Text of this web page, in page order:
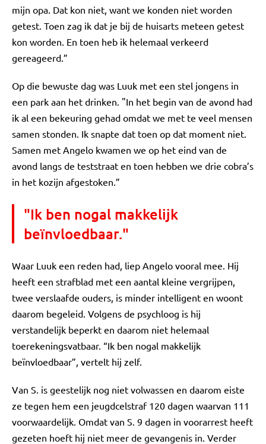
mijn opa. Dat kon niet, want we konden niet worden
getest. Toen zag ik dat je bij de huisarts meteen getest
kon worden. En toen heb ik helemaal verkeerd
gereageerd.”
Op die bewuste dag was Luuk met een stel jongens in
een park aan het drinken. "In het begin van de avond had
ik al een bekeuring gehad omdat we met te veel mensen
samen stonden. Ik snapte dat toen op dat moment niet.
Samen met Angelo kwamen we op het eind van de
avond langs de teststraat en toen hebben we drie cobra’s
in het kozijn afgestoken.”
"Ik ben nogal makkelijk
beïnvloedbaar."
Waar Luuk een reden had, liep Angelo vooral mee. Hij
heeft een strafblad met een aantal kleine vergrijpen,
twee verslaafde ouders, is minder intelligent en woont
daarom begeleid. Volgens de psychloog is hij
verstandelijk beperkt en daarom niet helemaal
toerekeningsvatbaar. “Ik ben nogal makkelijk
beïnvloedbaar”, vertelt hij zelf.
Van S. is geestelijk nog niet volwassen en daarom eiste
ze tegen hem een jeugdcelstraf 120 dagen waarvan 111
voorwaardelijk. Omdat van S. 9 dagen in voorarrest heeft
gezeten hoeft hij niet meer de gevangenis in. Verder